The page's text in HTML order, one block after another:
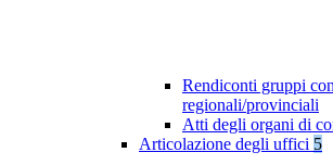
Rendiconti gruppi
regionali/provinciali
Atti degli organi di
Articolazione degli uffici 5